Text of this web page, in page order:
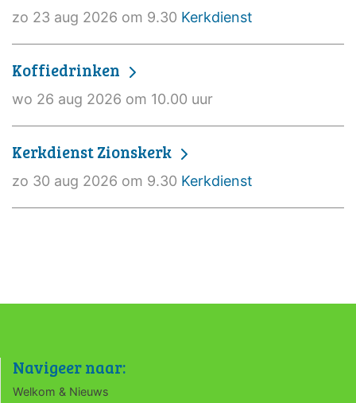
zo 23 aug 2026 om 9.30 Kerkdienst
Koffiedrinken
wo 26 aug 2026 om 10.00 uur
Kerkdienst Zionskerk
zo 30 aug 2026 om 9.30 Kerkdienst
Navigeer naar:
Welkom & Nieuws